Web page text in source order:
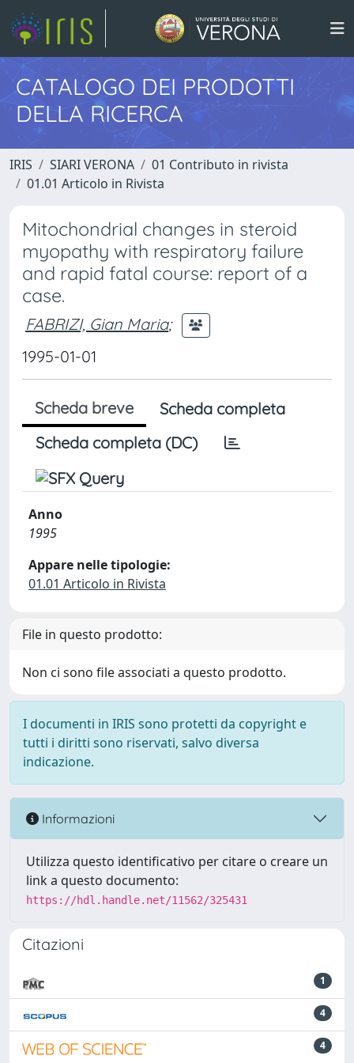
CATALOGO DEI PRODOTTI
DELLA RICERCA
IRIS SIARI VERONA
01 Contributo in rivista
01.01 Articolo in Rivista
Mitochondrial changes in steroid
myopathy with respiratory failure
and rapid fatal course: report of a
case.
FABRIZI, Gian Maria;
1995-01-01
Scheda breve
Scheda completa
Scheda completa (DC)
Anno
1995
Appare nelle tipologie:
01.01 Articolo in Rivista
File in questo prodotto:
Non ci sono file associati a questo prodotto.
I documenti in IRIS sono protetti da copyright e
tutti i diritti sono riservati, salvo diversa
indicazione.
Informazioni
Utilizza questo identificativo per citare o creare un
link a questo documento:
https://hdl.handle.net/11562/325431
Citazioni
1
4
4